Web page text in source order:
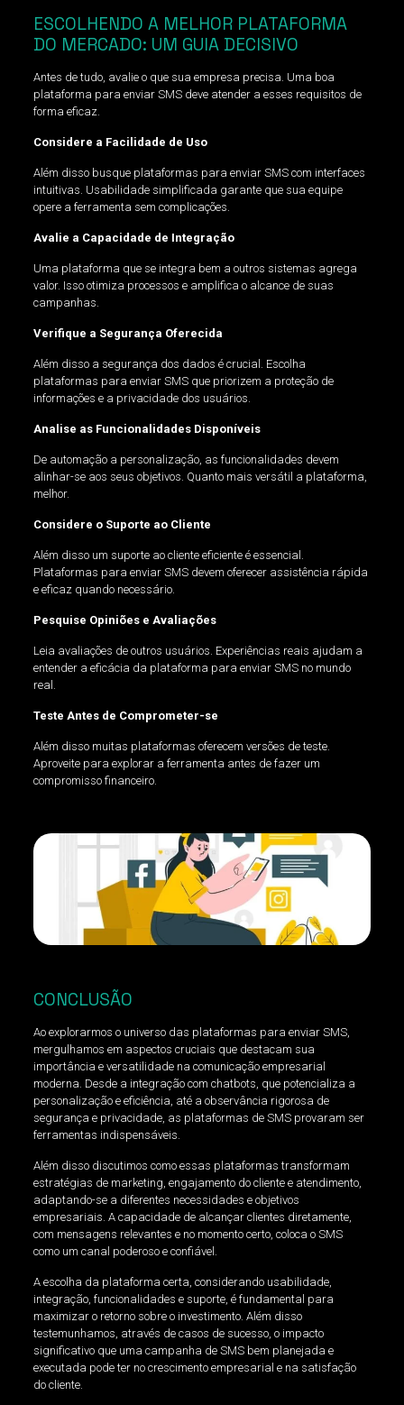
ESCOLHENDO A MELHOR PLATAFORMA
DO MERCADO: UM GUIA DECISIVO
Antes de tudo, avalie o que sua empresa precisa. Uma boa
plataforma para enviar SMS deve atender a esses requisitos de
forma eficaz.
Considere a Facilidade de Uso
Além disso busque plataformas para enviar SMS com interfaces
intuitivas. Usabilidade simplificada garante que sua equipe
opere a ferramenta sem complicações.
Avalie a Capacidade de Integração
Uma plataforma que se integra bem a outros sistemas agrega
valor. Isso otimiza processos e amplifica o alcance de suas
campanhas.
Verifique a Segurança Oferecida
Além disso a segurança dos dados é crucial. Escolha
plataformas para enviar SMS que priorizem a proteção de
informações e a privacidade dos usuários.
Analise as Funcionalidades Disponíveis
De automação a personalização, as funcionalidades devem
alinhar-se aos seus objetivos. Quanto mais versátil a plataforma,
melhor.
Considere o Suporte ao Cliente
Além disso um suporte ao cliente eficiente é essencial.
Plataformas para enviar SMS devem oferecer assistência rápida
e eficaz quando necessário.
Pesquise Opiniões e Avaliações
Leia avaliações de outros usuários. Experiências reais ajudam a
entender a eficácia da plataforma para enviar SMS no mundo
real.
Teste Antes de Comprometer-se
Além disso muitas plataformas oferecem versões de teste.
Aproveite para explorar a ferramenta antes de fazer um
compromisso financeiro.
CONCLUSÃO
Ao explorarmos o universo das plataformas para enviar SMS,
mergulhamos em aspectos cruciais que destacam sua
importância e versatilidade na comunicação empresarial
moderna. Desde a integração com chatbots, que potencializa a
personalização e eficiência, até a observância rigorosa de
segurança e privacidade, as plataformas de SMS provaram ser
ferramentas indispensáveis.
Além disso discutimos como essas plataformas transformam
estratégias de marketing, engajamento do cliente e atendimento,
adaptando-se a diferentes necessidades e objetivos
empresariais. A capacidade de alcançar clientes diretamente,
com mensagens relevantes e no momento certo, coloca o SMS
como um canal poderoso e confiável.
A escolha da plataforma certa, considerando usabilidade,
integração, funcionalidades e suporte, é fundamental para
maximizar o retorno sobre o investimento. Além disso
testemunhamos, através de casos de sucesso, o impacto
significativo que uma campanha de SMS bem planejada e
executada pode ter no crescimento empresarial e na satisfação
do cliente.